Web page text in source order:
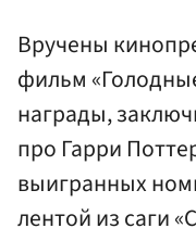
Вручены
фильм
награды,
про Гарри
выигранных
лентой из саги